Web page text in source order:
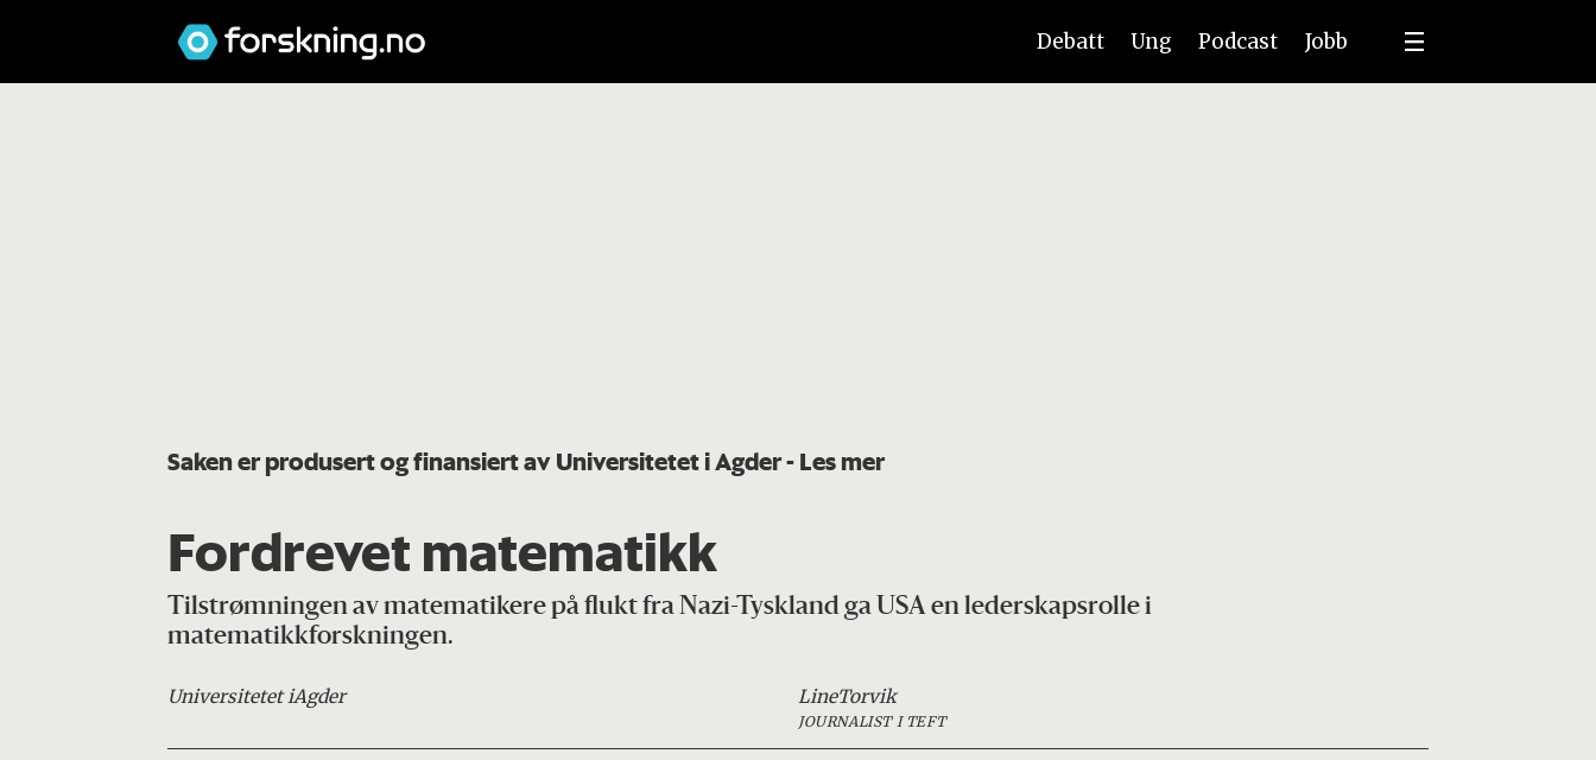
Debatt Ung Podcast Jobb
Saken er produsert og finansiert av Universitetet i Agder- Les mer
Fordrevet matematikk
Tilstrømningen av matematikere på flukt fra Nazi-Tyskland ga USA en lederskapsrolle i
matematikkforskningen.
Universitetet iAgder LineTorvik
JOURNALIST I TEFT